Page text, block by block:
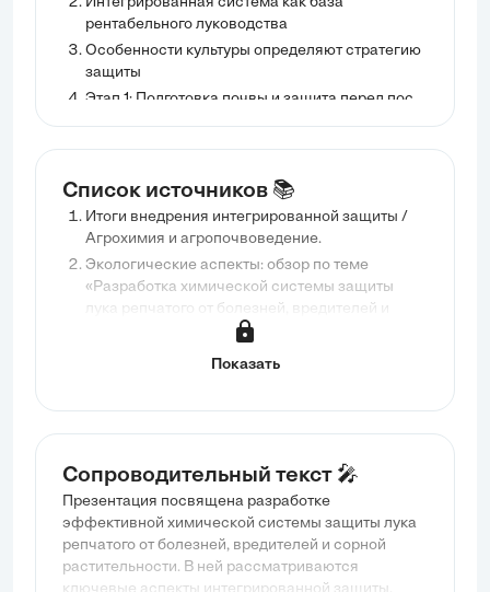
рентабельного луководства
Особенности культуры определяют стратегию
защиты
Список источников 📚
Итоги внедрения интегрированной защиты /
Агрохимия и агропочвоведение.
Экологические аспекты: обзор по теме
«Разработка химической системы защиты
лука репчатого от болезней, вредителей и
сорной растительности».
Показать
Сопроводительный текст 🎤
Презентация посвящена разработке
эффективной химической системы защиты лука
репчатого от болезней, вредителей и сорной
растительности. В ней рассматриваются